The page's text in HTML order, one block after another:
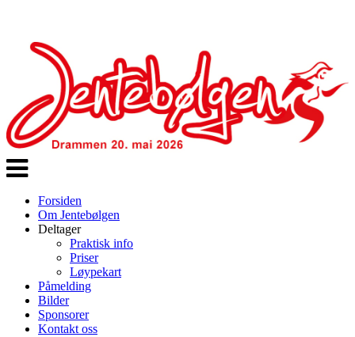
Veksle
navigasjon
Forsiden
Om Jentebølgen
Deltager
Praktisk info
Priser
Løypekart
Påmelding
Bilder
Sponsorer
Kontakt oss